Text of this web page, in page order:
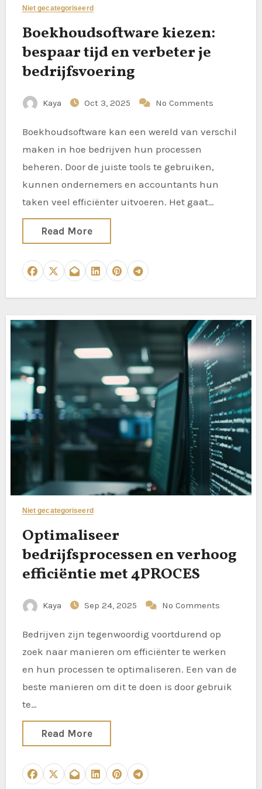
Niet gecategoriseerd
Boekhoudsoftware kiezen:
bespaar tijd en verbeter je
bedrijfsvoering
Kaya Oct 3, 2025 No Comments
Boekhoudsoftware kan een wereld van verschil
maken in hoe bedrijven hun processen
beheren. Door de juiste tools te gebruiken,
kunnen ondernemers en accountants hun
taken veel efficiënter uitvoeren. Het gaat…
Read More
Niet gecategoriseerd
Optimaliseer
bedrijfsprocessen en verhoog
efficiëntie met 4PROCES
Kaya Sep 24, 2025 No Comments
Bedrijven zijn tegenwoordig voortdurend op
zoek naar manieren om efficiënter te werken
en hun processen te optimaliseren. Een van de
beste manieren om dit te doen is door gebruik
te…
Read More